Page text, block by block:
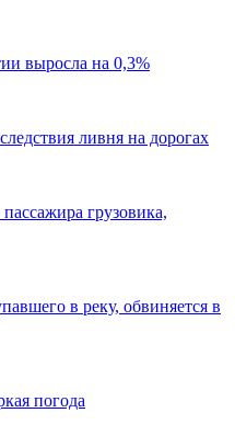
выросла на 0,3%
ливня на дорогах
грузовика,
в реку, обвиняется в
погода